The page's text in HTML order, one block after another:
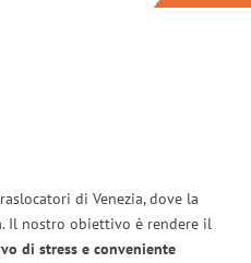
di Venezia, dove la
Il nostro obiettivo è rendere il
di stress e conveniente